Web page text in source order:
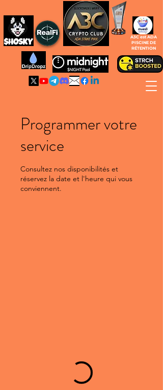
A3C est ADA
PISCINE DE
RÉTENTION
Programmer votre
service
Consultez nos disponibilités et
réservez la date et l'heure qui vous
conviennent.